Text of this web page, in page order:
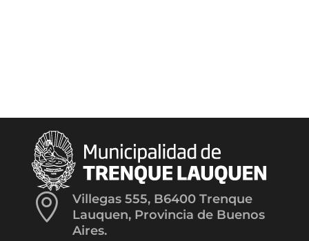

Villegas 555, B6400 Trenque
Lauquen, Provincia de Buenos
Aires.